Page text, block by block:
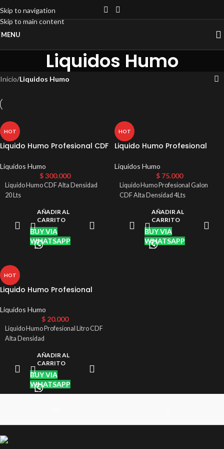
Skip to navigation
Skip to main content
MENU
Liquidos Humo
Inicio/Liquidos Humo
HOT
Liquido Humo Profesional CDF
Liquidos Humo
$300.000
Liquido Humo CDF Alta Densidad
20 Lts
AÑADIR AL
CARRITO
BUY VIA
WHATSAPP
HOT
Liquido Humo Profesional
Liquidos Humo
$75.000
Liquido Humo Profesional Galon
CDF Alta Densidad 4Lts
AÑADIR AL
CARRITO
BUY VIA
WHATSAPP
HOT
Liquido Humo Profesional
Liquidos Humo
$20.000
Liquido Humo Profesional Litro CDF
Alta Densidad
AÑADIR AL
CARRITO
BUY VIA
WHATSAPP